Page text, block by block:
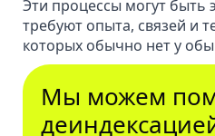
Эти процессы могут
требуют опыта, связей и
которых обычно нет у
Мы можем